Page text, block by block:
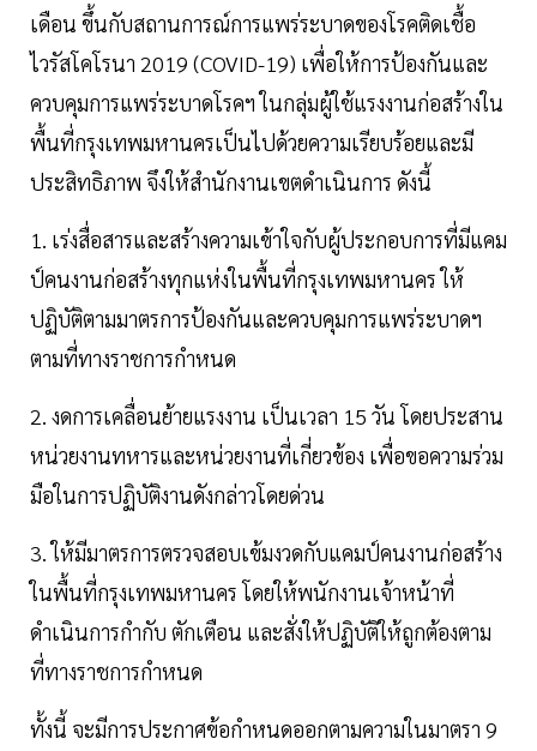
เดือน ขึ้นกับสถานการณ์การแพร่ระบาดของโรคติดเชื้อ
ไวรัสโคโรนา 2019 (COVID-19) เพื่อให้การป้องกันและ
ควบคุมการแพร่ระบาดโรคฯ ในกลุ่มผู้ใช้แรงงานก่อสร้างใน
พื้นที่กรุงเทพมหานครเป็นไปด้วยความเรียบร้อยและมี
ประสิทธิภาพ จึงให้สำนักงานเขตดำเนินการ ดังนี้
1. เร่งสื่อสารและสร้างความเข้าใจกับผู้ประกอบการที่มีแคม
ป์คนงานก่อสร้างทุกแห่งในพื้นที่กรุงเทพมหานคร ให้
ปฏิบัติตามมาตรการป้องกันและควบคุมการแพร่ระบาดฯ
ตามที่ทางราชการกำหนด
2. งดการเคลื่อนย้ายแรงงาน เป็นเวลา 15 วัน โดยประสาน
หน่วยงานทหารและหน่วยงานที่เกี่ยวข้อง เพื่อขอความร่วม
มือในการปฏิบัติงานดังกล่าวโดยด่วน
3. ให้มีมาตรการตรวจสอบเข้มงวดกับแคมป์คนงานก่อสร้าง
ในพื้นที่กรุงเทพมหานคร โดยให้พนักงานเจ้าหน้าที่
ดำเนินการกำกับ ตักเตือน และสั่งให้ปฏิบัติให้ถูกต้องตาม
ที่ทางราชการกำหนด
ทั้งนี้ จะมีการประกาศข้อกำหนดออกตามความในมาตรา 9